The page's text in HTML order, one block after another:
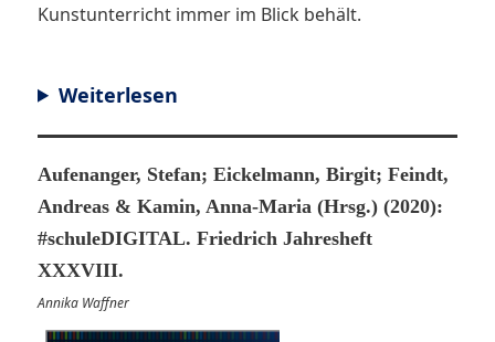
Kunstunterricht immer im Blick behält.
Weiterlesen
Aufenanger, Stefan; Eickelmann, Birgit; Feindt,
Andreas & Kamin, Anna-Maria (Hrsg.) (2020):
#schuleDIGITAL. Friedrich Jahresheft
XXXVIII.
Annika Waffner